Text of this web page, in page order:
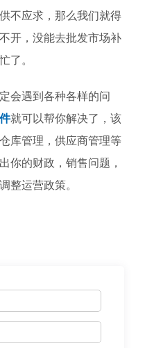
不应求，那么我们就得
开，没能去批发市场补
了。
遇到各种各样的问
就可以帮你解决了，该
库管理，供应商管理等
你的财政，销售问题，
整运营政策。